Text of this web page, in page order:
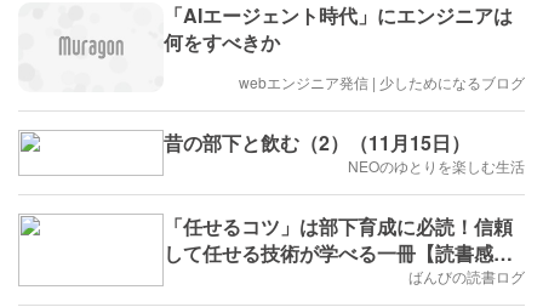
「AIエージェント時代」にエンジニアは
何をすべきか
webエンジニア発信 | 少しためになるブログ
昔の部下と飲む（2）（11月15日）
NEOのゆとりを楽しむ生活
「任せるコツ」は部下育成に必読！信頼
して任せる技術が学べる一冊【読書感
ばんびの読書ログ